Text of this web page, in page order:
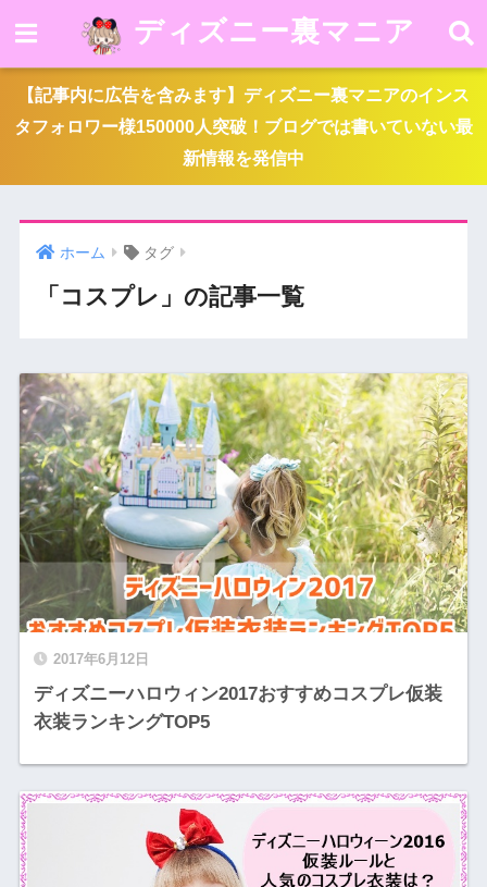
ディズニー裏マニア
【記事内に広告を含みます】ディズニー裏マニアのインス
タフォロワー様150000人突破！ブログでは書いていない最
新情報を発信中
ホーム タグ
「コスプレ」の記事一覧
2017年6月12日
ディズニーハロウィン2017おすすめコスプレ仮装
衣装ランキングTOP5